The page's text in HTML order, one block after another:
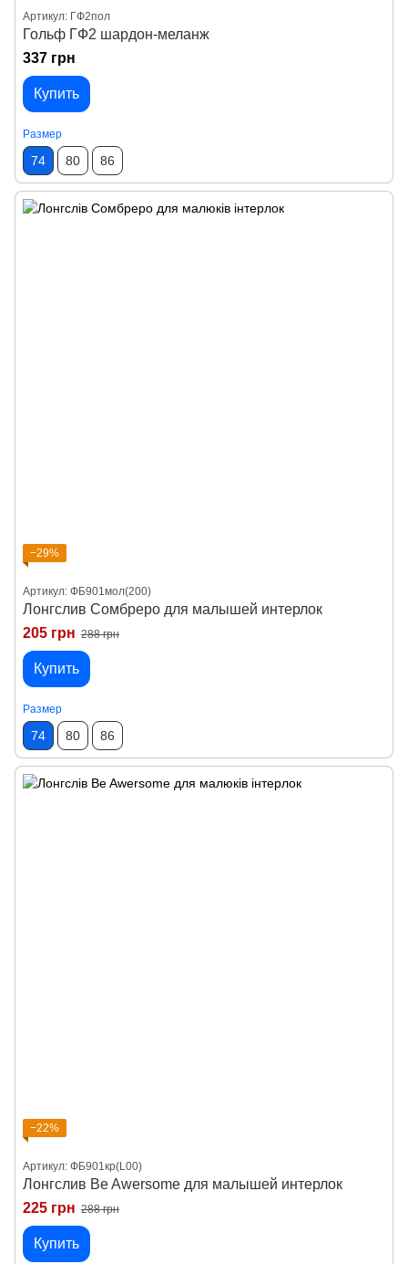
Артикул: ГФ2пол
Гольф ГФ2 шардон-меланж
337 грн
Купить
Размер
74 80 86
−29%
Артикул: ФБ901мол(200)
Лонгслив Сомбреро для малышей интерлок
205 грн 288 грн
Купить
Размер
74 80 86
−22%
Артикул: ФБ901кр(L00)
Лонгслив Be Awersome для малышей интерлок
225 грн 288 грн
Купить